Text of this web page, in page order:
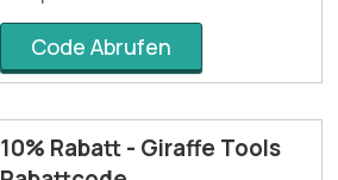
Code Abrufen
10% Rabatt - Giraffe Tools